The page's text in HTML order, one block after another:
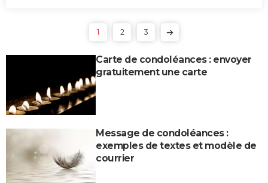
1 2 3
Carte de condoléances : envoyer
gratuitement une carte
Message de condoléances :
exemples de textes et modèle de
courrier